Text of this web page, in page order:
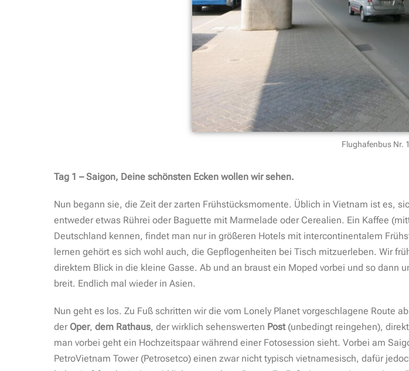
Flughafenbus Nr.
Tag 1 – Saigon, Deine schönsten Ecken wollen wir sehen.
Nun begann sie, die Zeit der zarten Frühstücksmomente. Üblich in Vietnam ist es,
entweder etwas Rührei oder Baguette mit Marmelade oder Cerealien. Ein Kaffee
Deutschland kennen, findet man nur in größeren Hotels mit intercontinentalem
lernen gehört es sich wohl auch, die Gepflogenheiten bei Tisch mitzuerleben. Wir
direktem Blick in die kleine Gasse. Ab und an braust ein Moped vorbei und so
breit. Endlich mal wieder in Asien.
Nun geht es los. Zu Fuß schritten wir die vom Lonely Planet vorgeschlagene Route
der Oper, dem Rathaus, der wirklich sehenswerten Post(unbedingt reingehen),
man vorbei geht ein Hochzeitspaar während einer Fotosession sieht. Vorbei am
PetroVietnam Tower (Petrosetco) einen zwar nicht typisch vietnamesisch, dafür